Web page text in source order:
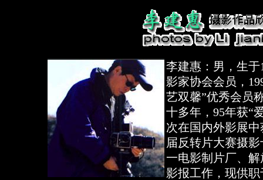
李建惠：男，生于
影家协会会员，
艺双馨”优秀会员
十多年，95年获“
次在国内外影展
届反转片大赛摄
一电影制片厂、
影报工作，现供